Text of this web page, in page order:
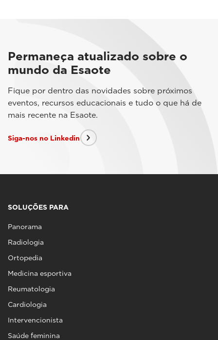
Permaneça atualizado sobre o
mundo da Esaote
Fique por dentro das novidades sobre próximos
eventos, recursos educacionais e tudo o que há de
mais recente na Esaote.
Siga-nos no Linkedin
SOLUÇÕES PARA
Panorama
Radiologia
Ortopedia
Medicina esportiva
Reumatologia
Cardiologia
Intervencionista
Saúde feminina